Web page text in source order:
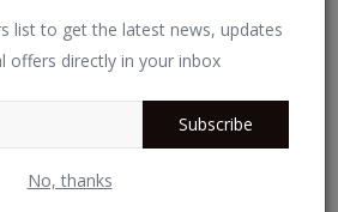
list to get the latest news, updates
offers directly in your inbox
Subscribe
No, thanks